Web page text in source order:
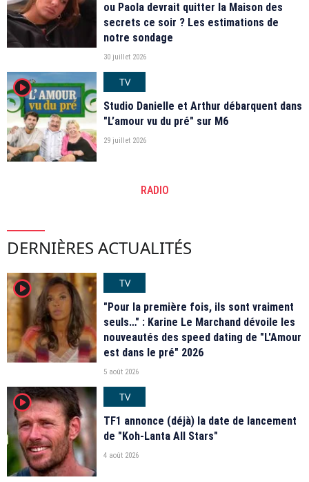
ou Paola devrait quitter la Maison des
secrets ce soir ? Les estimations de
notre sondage
30 juillet 2026
player2
TV
Studio Danielle et Arthur débarquent dans
"L’amour vu du pré" sur M6
29 juillet 2026
RADIO
DERNIÈRES ACTUALITÉS
player2
TV
"Pour la première fois, ils sont vraiment
seuls…" : Karine Le Marchand dévoile les
nouveautés des speed dating de "L'Amour
est dans le pré" 2026
5 août 2026
player2
TV
TF1 annonce (déjà) la date de lancement
de "Koh-Lanta All Stars"
4 août 2026